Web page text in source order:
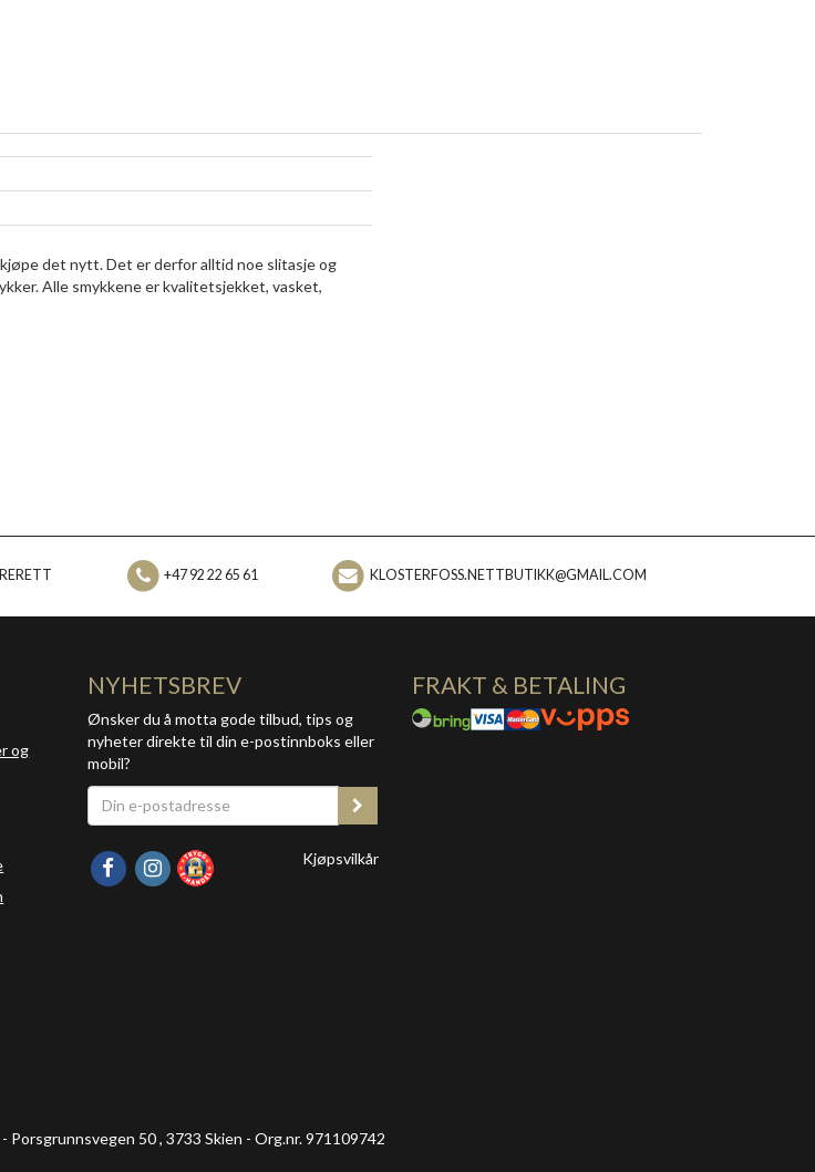
det nytt. Det er derfor alltid noe slitasje og
Alle smykkene er kvalitetsjekket, vasket,
+47 92 22 65 61 KLOSTERFOSS.NETTBUTIKK@GMAIL.COM
og
NYHETSBREV
Ønsker du å motta gode tilbud, tips og
nyheter direkte til din e-postinnboks eller
mobil?
Kjøpsvilkår
FRAKT & BETALING
- Porsgrunnsvegen 50 , 3733 Skien - Org.nr. 971109742